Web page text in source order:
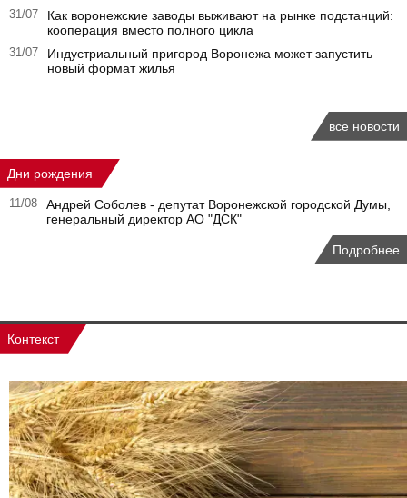
31/07
Как воронежские заводы выживают на рынке подстанций:
кооперация вместо полного цикла
31/07
Индустриальный пригород Воронежа может запустить
новый формат жилья
все новости
Дни рождения
11/08
Андрей Соболев - депутат Воронежской городской Думы,
генеральный директор АО "ДСК"
Подробнее
Контекст